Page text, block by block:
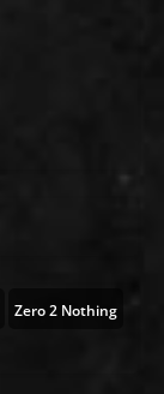
Zero 2 Nothing